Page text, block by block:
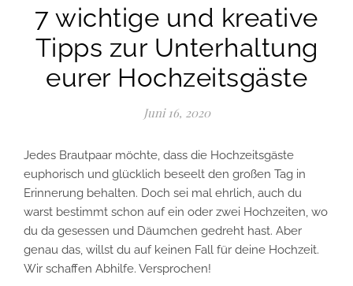
7 wichtige und kreative
Tipps zur Unterhaltung
eurer Hochzeitsgäste
Juni 16, 2020
Jedes Brautpaar möchte, dass die Hochzeitsgäste
euphorisch und glücklich beseelt den großen Tag in
Erinnerung behalten. Doch sei mal ehrlich, auch du
warst bestimmt schon auf ein oder zwei Hochzeiten, wo
du da gesessen und Däumchen gedreht hast. Aber
genau das, willst du auf keinen Fall für deine Hochzeit.
Wir schaffen Abhilfe. Versprochen!